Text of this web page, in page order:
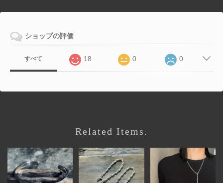
ショップの評価
すべて 18 0 0
Related Items.